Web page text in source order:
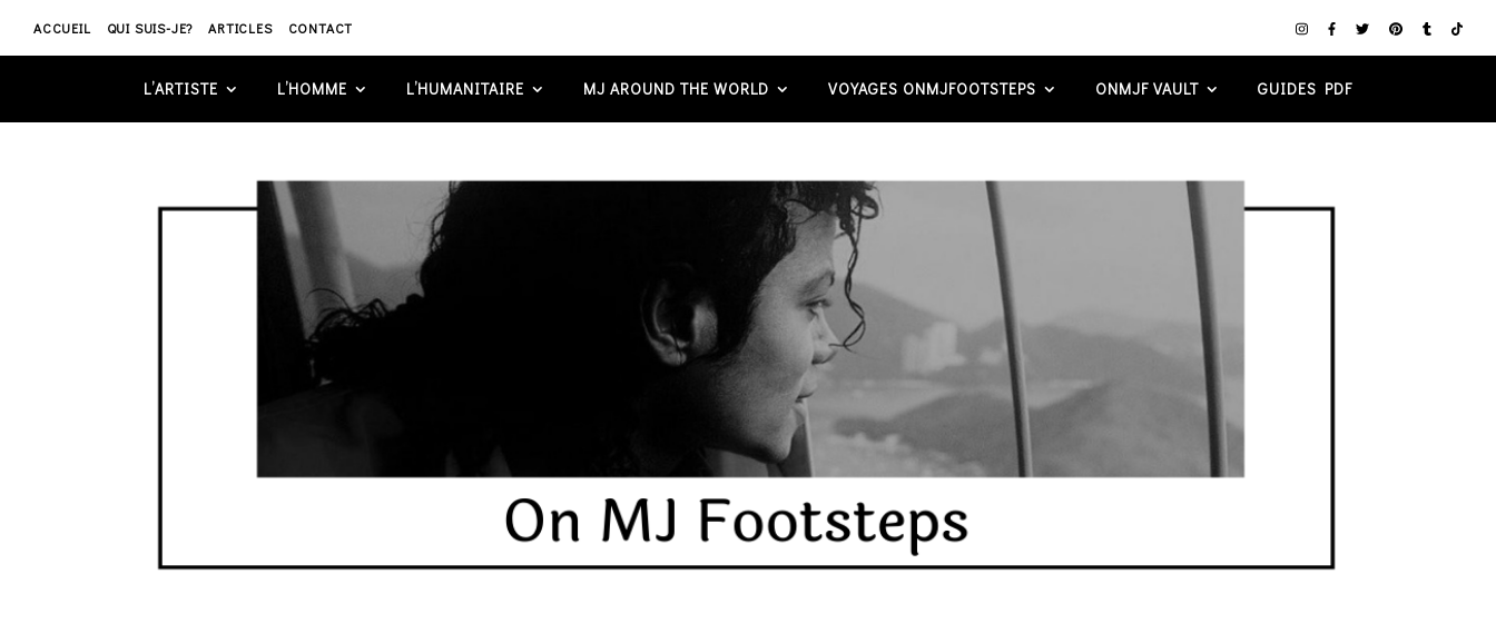
ACCUEIL QUI SUIS-JE? ARTICLES CONTACT
L’ARTISTE L’HOMME L’HUMANITAIRE MJ AROUND THE WORLD VOYAGES ONMJFOOTSTEPS ONMJF VAULT GUIDES PDF